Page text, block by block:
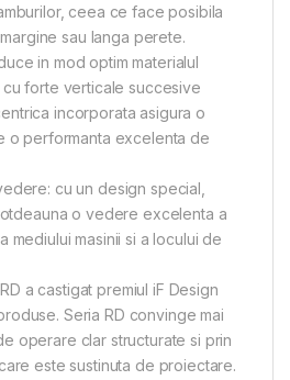
ceea ce face posibila
sau langa perete.
in mod optim materialul
forte verticale succesive
incorporata asigura o
o performanta excelenta de
cu un design special,
o vedere excelenta a
mediului masinii si a locului de
a castigat premiul iF Design
Seria RD convinge mai
operare clar structurate si prin
este sustinuta de proiectare.